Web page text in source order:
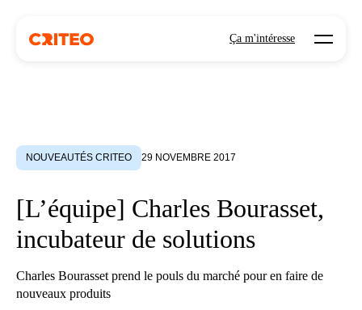
Ça m'intéresse Open
NOUVEAUTÉS CRITEO 29 NOVEMBRE 2017
[L’équipe] Charles Bourasset,
incubateur de solutions
Charles Bourasset prend le pouls du marché pour en faire de
nouveaux produits